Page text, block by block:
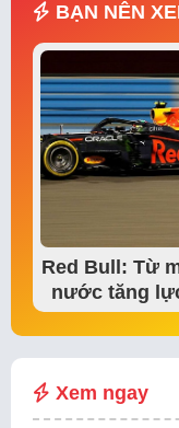
BẠN NÊN
Red Bull: Từ
nước tăng
đế chế
Xem ngay